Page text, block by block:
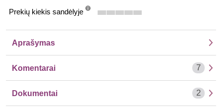
Prekių kiekis sandėlyje
Aprašymas
Komentarai 7
Dokumentai 2